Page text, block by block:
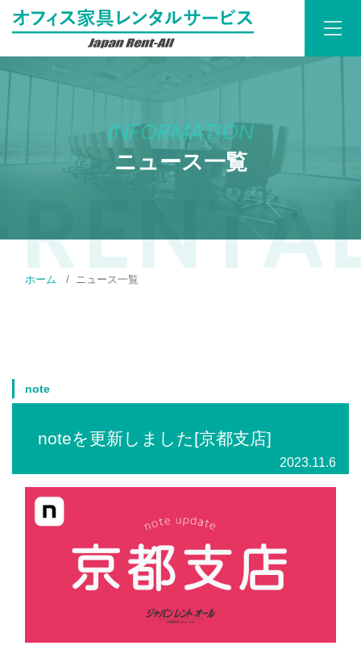
INFORMATION
ニュース一覧
ホーム ニュース一覧
2023.11.6
note
noteを更新しました[京都支店]